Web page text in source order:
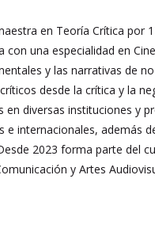
en Teoría Crítica por
una especialidad en
y las narrativas de
desde la crítica y la
diversas instituciones y
internacionales, además
2023 forma parte del
y Artes